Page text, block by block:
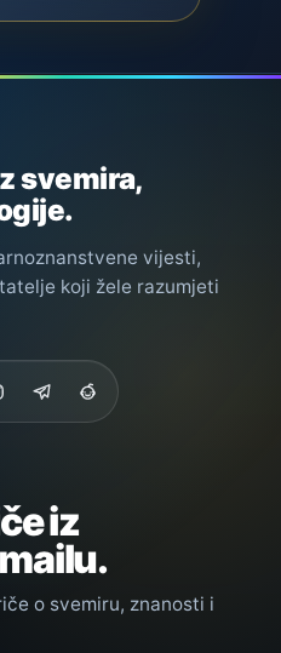
svemira,
vijesti,
koji žele razumjeti
iz
o svemiru, znanosti i